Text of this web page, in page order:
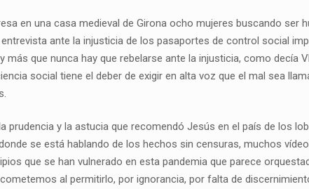
en una casa medieval de Girona ocho mujeres buscando ser
ante la injusticia de los pasaportes de control social
más que nunca hay que rebelarse ante la injusticia, como
social tiene el deber de exigir en alta voz que el mal sea
prudencia y la astucia que recomendó Jesús en el país de los
se está hablando de los hechos sin censuras, muchos
que se han vulnerado en esta pandemia que parece
al permitirlo, por ignorancia, por falta de